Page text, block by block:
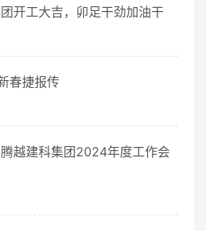
开工大吉，卯足干劲加油干
春捷报传
越建科集团2024年度工作会